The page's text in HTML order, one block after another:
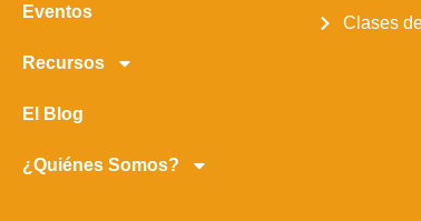
Eventos
Recursos
El Blog
¿Quiénes Somos?
Clases